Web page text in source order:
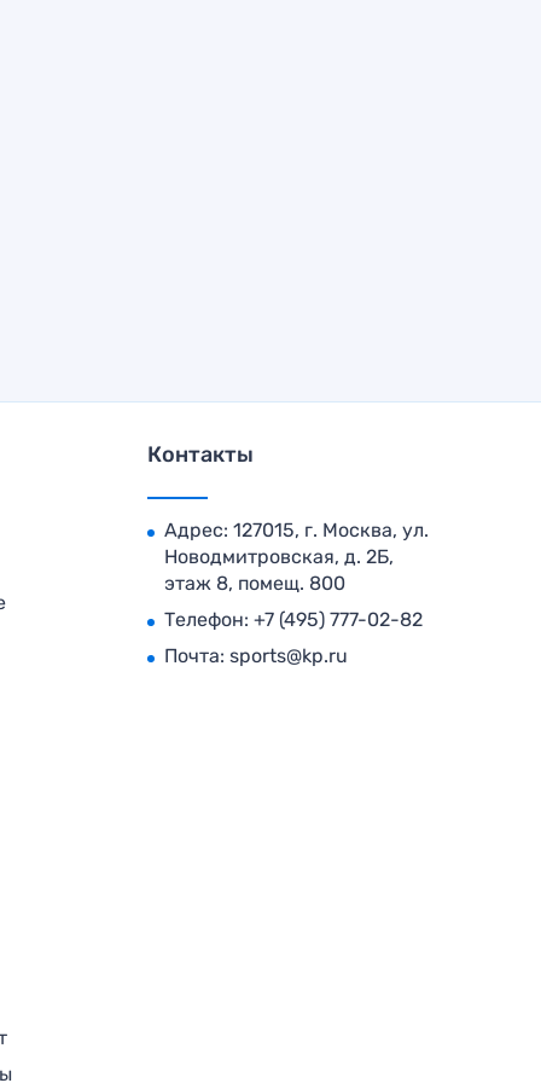
Контакты
Адрес: 127015, г. Москва, ул.
Новодмитровская, д. 2Б,
этаж 8, помещ. 800
Телефон: +7 (495) 777-02-82
Почта: sports@kp.ru